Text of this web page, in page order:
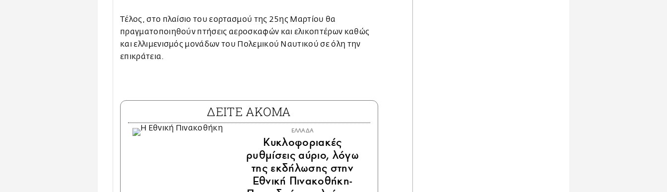
Τέλος, στο πλαίσιο του εορτασμού της 25ης Μαρτίου θα
πραγματοποιηθούν πτήσεις αεροσκαφών και ελικοπτέρων καθώς
και ελλιμενισμός μονάδων του Πολεμικού Ναυτικού σε όλη την
επικράτεια.
ΔΕΙΤΕ ΑΚΟΜΑ
ΕΛΛΑΔΑ
Κυκλοφοριακές
ρυθμίσεις αύριο, λόγω
της εκδήλωσης στην
Εθνική Πινακοθήκη-